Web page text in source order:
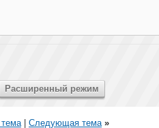
| Следующая тема »